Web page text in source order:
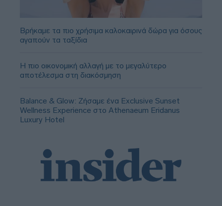
Βρήκαμε τα πιο χρήσιμα καλοκαιρινά δώρα για όσους
αγαπούν τα ταξίδια
Η πιο οικονομική αλλαγή με το μεγαλύτερο
αποτέλεσμα στη διακόσμηση
Balance & Glow: Ζήσαμε ένα Exclusive Sunset
Wellness Experience στο Athenaeum Eridanus
Luxury Hotel